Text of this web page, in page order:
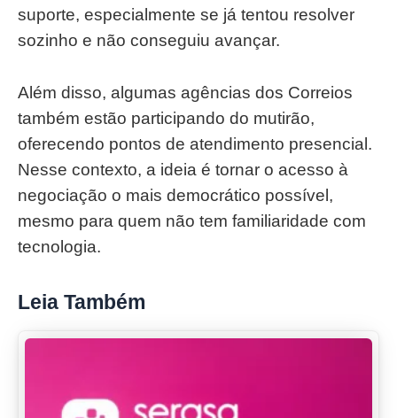
suporte, especialmente se já tentou resolver
sozinho e não conseguiu avançar.
Além disso, algumas agências dos Correios
também estão participando do mutirão,
oferecendo pontos de atendimento presencial.
Nesse contexto, a ideia é tornar o acesso à
negociação o mais democrático possível,
mesmo para quem não tem familiaridade com
tecnologia.
Leia Também